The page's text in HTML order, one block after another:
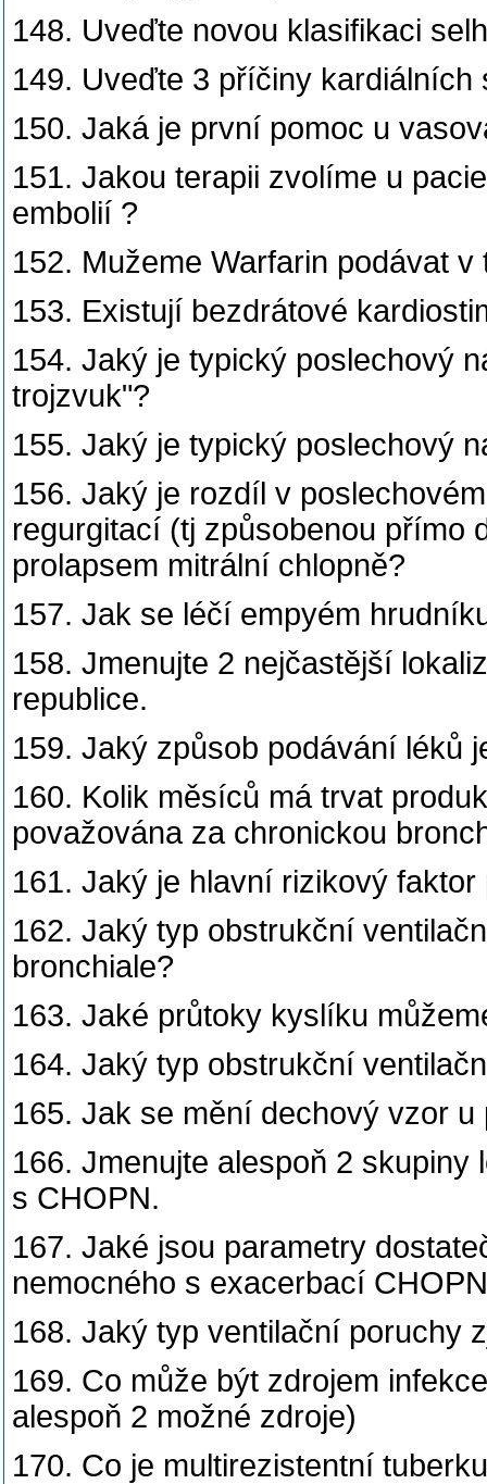
148. Uveďte novou klasifikaci
149. Uveďte 3 příčiny kardiálních
150. Jaká je první pomoc u
151. Jakou terapii zvolíme u
embolií ?
152. Mužeme Warfarin podávat v
153. Existují bezdrátové
154. Jaký je typický poslechový
trojzvuk"?
155. Jaký je typický poslechový
156. Jaký je rozdíl v
regurgitací (tj způsobenou přímo
prolapsem mitrální chlopně?
157. Jak se léčí empyém
158. Jmenujte 2 nejčastější
republice.
159. Jaký způsob podávání léků
160. Kolik měsíců má trvat
považována za chronickou
161. Jaký je hlavní rizikový
162. Jaký typ obstrukční
bronchiale?
163. Jaké průtoky kyslíku
164. Jaký typ obstrukční
165. Jak se mění dechový vzor
166. Jmenujte alespoň 2
s CHOPN.
167. Jaké jsou parametry
nemocného s exacerbací
168. Jaký typ ventilační poruchy
169. Co může být zdrojem
alespoň 2 možné zdroje)
170. Co je multirezistentní